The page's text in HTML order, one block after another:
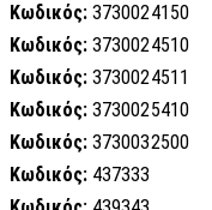
Κωδικός: 3730024150
Κωδικός: 3730024510
Κωδικός: 3730024511
Κωδικός: 3730025410
Κωδικός: 3730032500
Κωδικός: 437333